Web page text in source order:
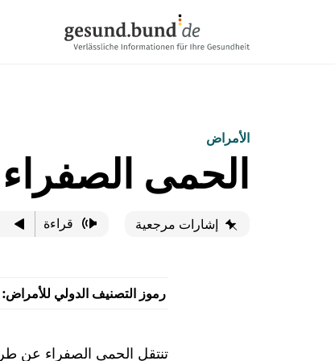
الأمراض
الحمى الصفراء
إشارات مرجعية قراءة
رموز التصنيف الدولي للأمراض:
تنتقل الحمى الصفراء عن